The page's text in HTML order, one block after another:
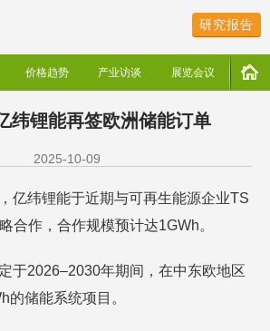
研究报告
价格趋势 产业访谈 展览会议
纬锂能再签欧洲储能订单
2025-10-09
亿纬锂能于近期与可再生能源企业TS
合作，合作规模预计达1GWh。
于2026–2030年期间，在中东欧地区
的储能系统项目。